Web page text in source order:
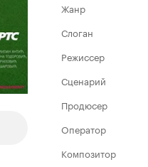
Жанр
Слоган
Режиссер
Сценарий
Продюсер
Оператор
Композитор